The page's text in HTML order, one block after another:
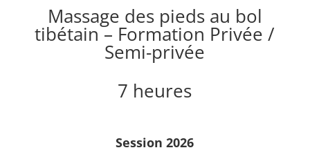
Massage des pieds au bol
tibétain – Formation Privée /
Semi-privée
7 heures
Session 2026